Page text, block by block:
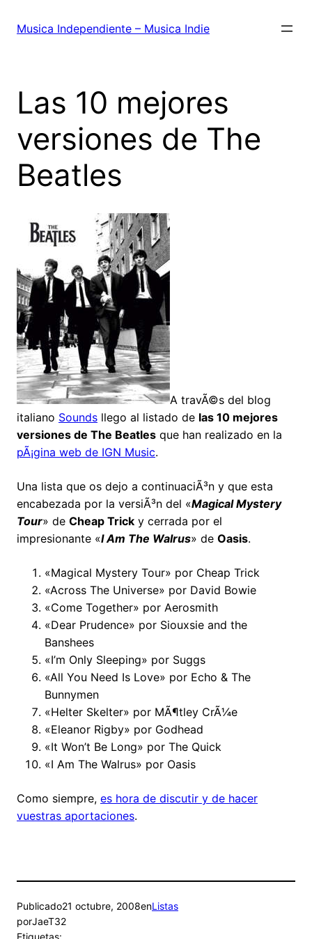
Musica Independiente – Musica Indie
Las 10 mejores
versiones de The
Beatles
A travÃ©s del blog
italiano Sounds llego al listado de las 10 mejores
versiones de The Beatles que han realizado en la
pÃ¡gina web de IGN Music.
Una lista que os dejo a continuaciÃ³n y que esta
encabezada por la versiÃ³n del «Magical Mystery
Tour» de Cheap Trick y cerrada por el
impresionante «I Am The Walrus» de Oasis.
«Magical Mystery Tour» por Cheap Trick
«Across The Universe» por David Bowie
«Come Together» por Aerosmith
«Dear Prudence» por Siouxsie and the
Banshees
«I’m Only Sleeping» por Suggs
«All You Need Is Love» por Echo & The
Bunnymen
«Helter Skelter» por MÃ¶tley CrÃ¼e
«Eleanor Rigby» por Godhead
«It Won’t Be Long» por The Quick
«I Am The Walrus» por Oasis
Como siempre, es hora de discutir y de hacer
vuestras aportaciones.
Publicado21 octubre, 2008enListas
porJaeT32